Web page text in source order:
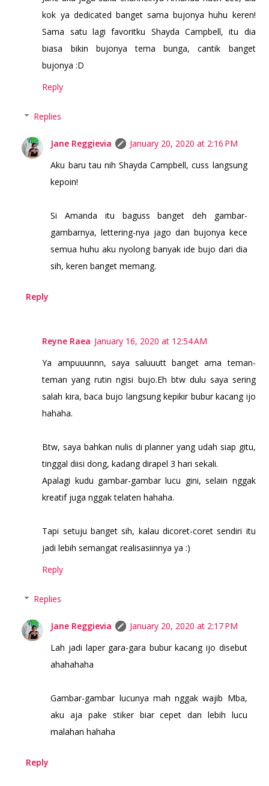
kok ya dedicated banget sama bujonya huhu keren!
Sama satu lagi favoritku Shayda Campbell, itu dia
biasa bikin bujonya tema bunga, cantik banget
bujonya :D
Reply
Replies
Jane Reggievia
January 20, 2020 at 2:16 PM
Aku baru tau nih Shayda Campbell, cuss langsung
kepoin!
Si Amanda itu baguss banget deh gambar-
gambarnya, lettering-nya jago dan bujonya kece
semua huhu aku nyolong banyak ide bujo dari dia
sih, keren banget memang.
Reply
Reyne Raea January 16, 2020 at 12:54 AM
Ya ampuuunnn, saya saluuutt banget ama teman-
teman yang rutin ngisi bujo.Eh btw dulu saya sering
salah kira, baca bujo langsung kepikir bubur kacang ijo
hahaha.
Btw, saya bahkan nulis di planner yang udah siap gitu,
tinggal diisi dong, kadang dirapel 3 hari sekali.
Apalagi kudu gambar-gambar lucu gini, selain nggak
kreatif juga nggak telaten hahaha.
Tapi setuju banget sih, kalau dicoret-coret sendiri itu
jadi lebih semangat realisasiinnya ya :)
Reply
Replies
Jane Reggievia
January 20, 2020 at 2:17 PM
Lah jadi laper gara-gara bubur kacang ijo disebut
ahahahaha
Gambar-gambar lucunya mah nggak wajib Mba,
aku aja pake stiker biar cepet dan lebih lucu
malahan hahaha
Reply